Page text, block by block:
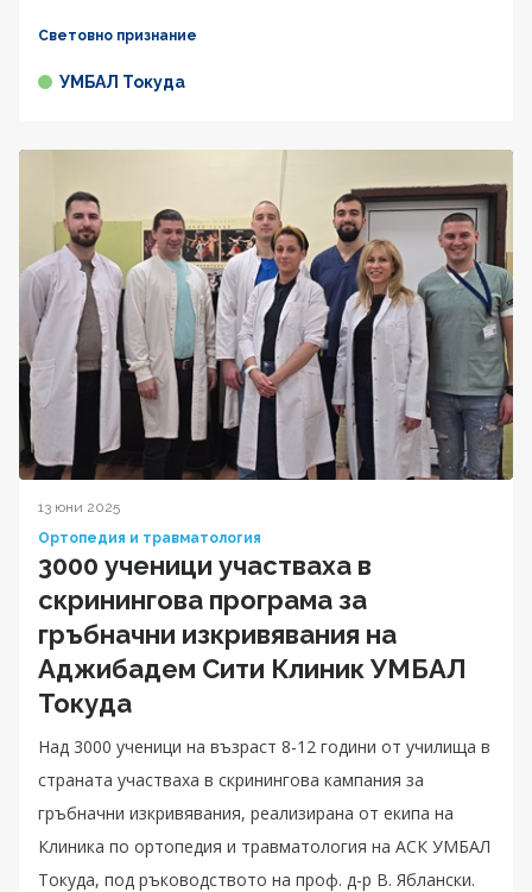
Световно признание
УМБАЛ Токуда
13 юни 2025
Ортопедия и травматология
3000 ученици участваха в
скринингова програма за
гръбначни изкривявания на
Аджибадем Сити Клиник УМБАЛ
Токуда
Над 3000 ученици на възраст 8-12 години от училища в
страната участваха в скринингова кампания за
гръбначни изкривявания, реализирана от екипа на
Клиника по ортопедия и травматология на АСК УМБАЛ
Токуда, под ръководството на проф. д-р В. Яблански.